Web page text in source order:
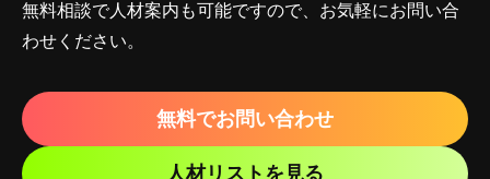
無料相談で人材案内も可能ですので、お気軽にお問い合
わせください。
無料でお問い合わせ
人材リストを見る